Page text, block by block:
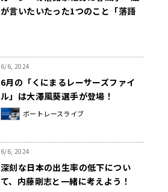
が言いたいたった1つのこと「落語
6/6, 2024
6月の「くにまるレーサーズファイ
ル」は大澤風葵選手が登場！
ボートレースライブ
6/6, 2024
深刻な日本の出生率の低下につい
て、内藤剛志と一緒に考えよう！